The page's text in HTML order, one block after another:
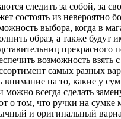
следить за собой, за
состоять из невероятно
выбора, когда в
образ, а также будут
возможность
самых разных
на то, какие у
всегда сделать
о том, что ручки на
и оригинальный